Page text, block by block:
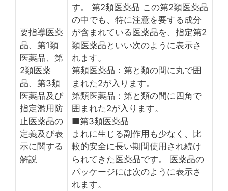
要指導医薬
品、第1類
医薬品、第
2類医薬
品、第3類
医薬品及び
指定濫用防
止医薬品の
定義及び表
示に関する
解説
す。 第2類医薬品 この第2類医薬品
の中でも、特に注意を要する成分
が含まれている医薬品を、指定第2
類医薬品といい次のように表示さ
れます。
第類医薬品：第と類の間に丸で囲
まれた2が入ります。
第類医薬品：第と類の間に四角で
囲まれた2が入ります。
■第3類医薬品
まれに生じる副作用も少なく、比
較的安全に長い期間使用され続け
られてきた医薬品です。 医薬品の
パッケージには次のように表示さ
れます。